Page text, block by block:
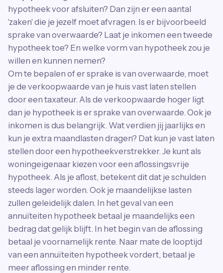
hypotheek voor afsluiten? Dan zijn er een aantal
'zaken' die je jezelf moet afvragen. Is er bijvoorbeeld
sprake van overwaarde? Laat je inkomen een tweede
hypotheek toe? En welke vorm van hypotheek zou je
willen en kunnen nemen?
Om te bepalen of er sprake is van overwaarde, moet
je de verkoopwaarde van je huis vast laten stellen
door een taxateur. Als de verkoopwaarde hoger ligt
dan je hypotheek is er sprake van overwaarde. Ook je
inkomen is dus belangrijk. Wat verdien jij jaarlijks en
kun je extra maandlasten dragen? Dat kun je vast laten
stellen door een hypotheekverstrekker. Je kunt als
woningeigenaar kiezen voor een aflossingsvrije
hypotheek. Als je aflost, betekent dit dat je schulden
steeds lager worden. Ook je maandelijkse lasten
zullen geleidelijk dalen. In het geval van een
annuïteiten hypotheek betaal je maandelijks een
bedrag dat gelijk blijft. In het begin van de aflossing
betaal je voornamelijk rente. Naar mate de looptijd
van een annuïteiten hypotheek vordert, betaal je
meer aflossing en minder rente.